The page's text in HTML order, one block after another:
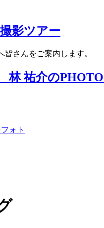
さんをご案内します。
ォト